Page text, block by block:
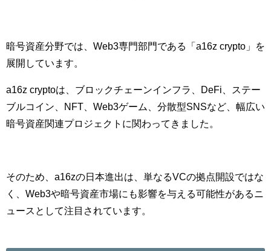
暗号資産分野では、Web3専門部門である「a16z crypto」を
展開しています。
a16z cryptoは、ブロックチェーンインフラ、DeFi、ステー
ブルコイン、NFT、Web3ゲーム、分散型SNSなど、幅広い
暗号資産関連プロジェクトに関わってきました。
そのため、a16zの日本進出は、単なるVCの拠点開設ではな
く、Web3や暗号資産市場にも影響を与える可能性があるニ
ュースとして注目されています。